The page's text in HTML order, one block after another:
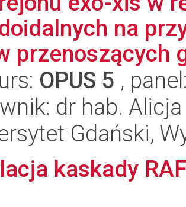
na
przenoszących
OPUS 5 ,
dr hab.
Gdański,
kaskady